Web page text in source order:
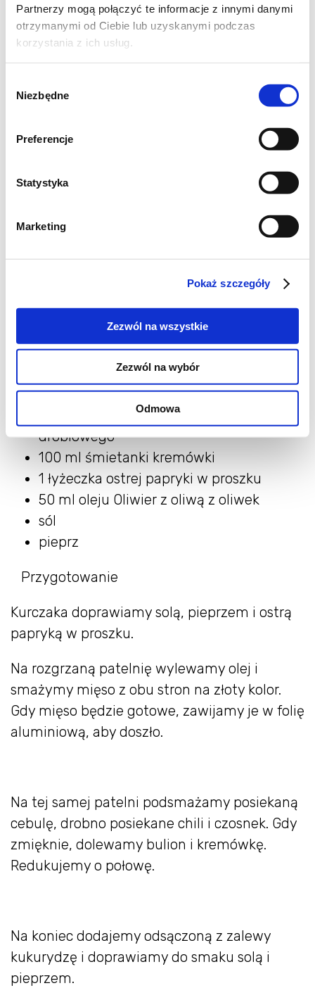
Partnerzy mogą połączyć te informacje z innymi danymi
otrzymanymi od Ciebie lub uzyskanymi podczas
korzystania z ich usług.
zgody
Niezbędne
Preferencje
Statystyka
Marketing
Pokaż szczegóły
Zezwól na wszystkie
Zezwól na wybór
Odmowa
100 g cebuli
200 g kukurydzy z puszki
1 papryczka chili
2 ząbki czosnku
120 g startego sera cheddar
150 ml bulionu warzywnego lub
drobiowego
100 ml śmietanki kremówki
1 łyżeczka ostrej papryki w proszku
50 ml oleju Oliwier z oliwą z oliwek
sól
pieprz
Przygotowanie
Kurczaka doprawiamy solą, pieprzem i ostrą
papryką w proszku.
Na rozgrzaną patelnię wylewamy olej i
smażymy mięso z obu stron na złoty kolor.
Gdy mięso będzie gotowe, zawijamy je w folię
aluminiową, aby doszło.
Na tej samej patelni podsmażamy posiekaną
cebulę, drobno posiekane chili i czosnek. Gdy
zmięknie, dolewamy bulion i kremówkę.
Redukujemy o połowę.
Na koniec dodajemy odsączoną z zalewy
kukurydzę i doprawiamy do smaku solą i
pieprzem.